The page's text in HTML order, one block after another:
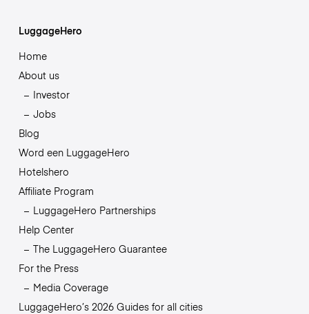
LuggageHero
Home
About us
Investor
Jobs
Blog
Word een LuggageHero
Hotelshero
Affiliate Program
LuggageHero Partnerships
Help Center
The LuggageHero Guarantee
For the Press
Media Coverage
LuggageHero’s 2026 Guides for all cities